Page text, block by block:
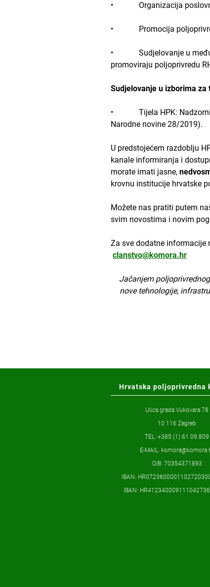
• Organizacija
• Promocija
• Sudjelovanje u
promoviraju poljoprivredu
Sudjelovanje u izborima za
• Tijela HPK: Nadzorni
Narodne novine 28/2019).
U predstojećem razdoblju
kanale informiranja i
morate imati jasne,
krovnu institucije hrvatske
Možete nas pratiti putem
svim novostima i novim
Za sve dodatne informacije
clanstvo@komora.hr
Jačanjem
nove tehnologije,
Hrvatska poljoprivredna
Ulica grada Vukovara 78
10 116 Zagreb
TEL: +385 (1) 61 09 809
E-MAIL:
OIB: 70354371893
IBAN:
IBAN: